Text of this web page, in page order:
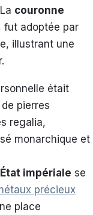
couronne
fut adoptée par
illustrant une
était
pierres
regalia,
monarchique et
impériale se
précieux
place